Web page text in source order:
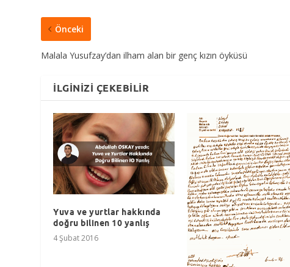
Önceki
Malala Yusufzay’dan ilham alan bir genç kızın öyküsü
İLGINIZI ÇEKEBILIR
Yuva ve yurtlar hakkında
doğru bilinen 10 yanlış
4 Şubat 2016